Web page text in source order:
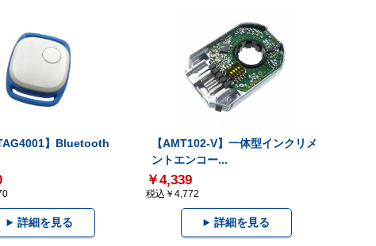
】Bluetooth
詳細を見る
【AMT102-V】一体型インクリメ
ントエンコー...
￥4,339
税込￥4,772
詳細を見る